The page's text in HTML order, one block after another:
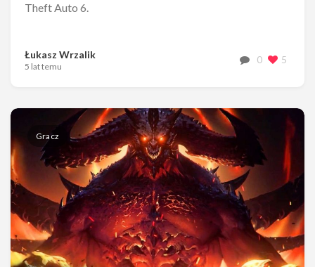
Theft Auto 6.
Łukasz Wrzalik
5 lat temu
0 5
Gracz